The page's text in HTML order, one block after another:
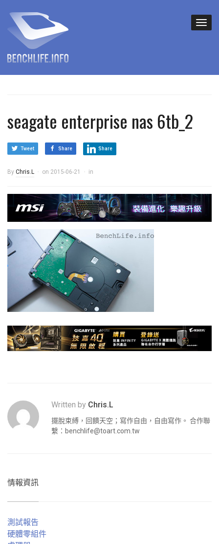
seagate enterprise nas 6tb_2
Tweet Share Share
By Chris.L on 2015-06-21 in
Written by Chris.L
擺脫束縛，回饋天空；寫作自由，自由寫作。 合作聯
繫： benchlife@toart.com.tw
情報資訊
測試報告
硬體零組件